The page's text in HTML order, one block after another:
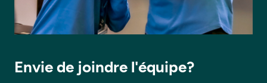
Envie de joindre l'équipe?